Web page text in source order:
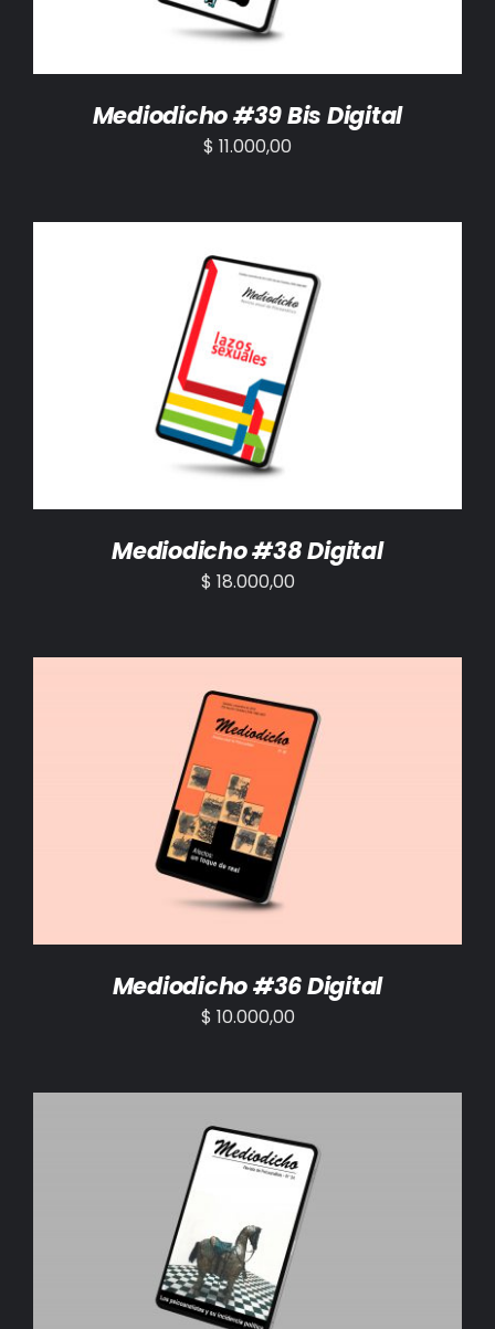
Mediodicho #39 Bis Digital
$ 11.000,00
AÑADIR AL CARRITO /
Mediodicho #38 Digital
$ 18.000,00
AÑADIR AL CARRITO /
Mediodicho #36 Digital
$ 10.000,00
AÑADIR AL CARRITO /